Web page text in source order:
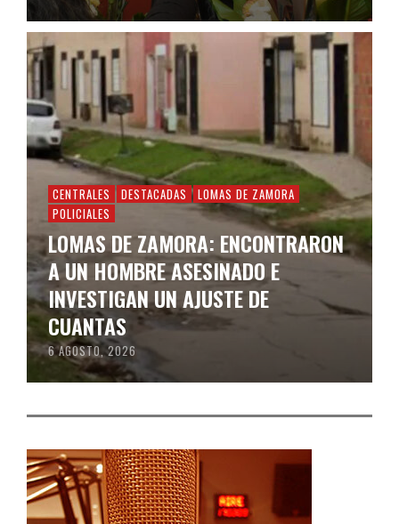
CENTRALES DESTACADAS
LOMAS DE ZAMORA
POLICIALES
LOMAS DE ZAMORA: ENCONTRARON
A UN HOMBRE ASESINADO E
INVESTIGAN UN AJUSTE DE
CUANTAS
6 AGOSTO, 2026